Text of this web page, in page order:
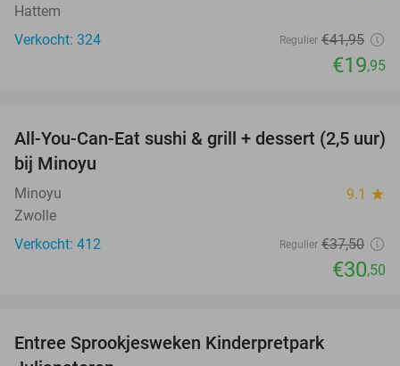
Hattem
Verkocht: 324
Regulier €41,95
€19,95
19%
All-You-Can-Eat sushi & grill + dessert (2,5 uur)
bij Minoyu
Minoyu 9.1 star
Zwolle
Verkocht: 412
Regulier €37,50
€30,50
Entree Sprookjesweken Kinderpretpark